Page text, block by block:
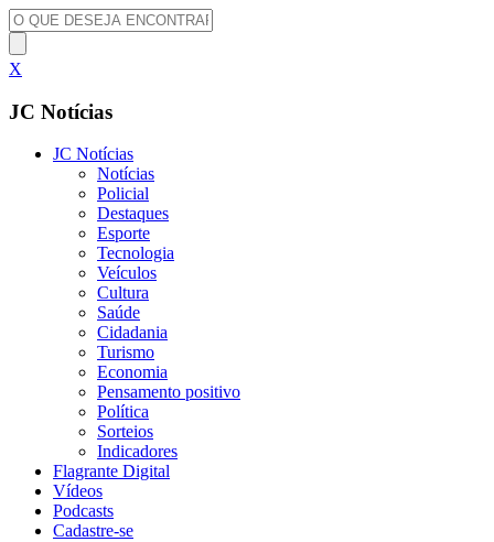
X
JC Notícias
JC Notícias
Notícias
Policial
Destaques
Esporte
Tecnologia
Veículos
Cultura
Saúde
Cidadania
Turismo
Economia
Pensamento positivo
Política
Sorteios
Indicadores
Flagrante Digital
Vídeos
Podcasts
Cadastre-se